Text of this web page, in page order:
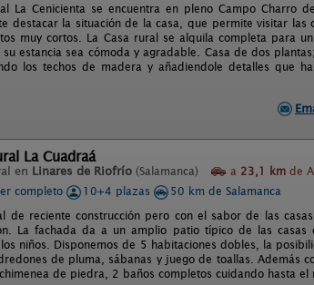
La Cenicienta se encuentra en pleno Campo Charro
destacar la situación de la casa, que permite visitar las
muy cortos. La Casa rural se alquila completa para
estancia sea cómoda y agradable. Casa de dos
los techos de madera y añadiendole detalles que
La Cuadraá
en Linares de Riofrío (Salamanca) a 23,1 km de
completo
10+4 plazas
50 km de Salamanca
de reciente construcción pero con el sabor de las
La fachada da a un amplio patio típico de las
niños. Disponemos de 5 habitaciones dobles, la
de pluma, sábanas y juego de toallas. Además
de piedra, 2 baños completos cuidando hasta